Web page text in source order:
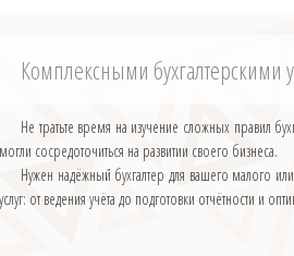
Комплексными бухгалтерскими
Не тратьте время на изучение сложных правил
могли сосредоточиться на развитии своего бизнеса.
Нужен надёжный бухгалтер для вашего малого
услуг: от ведения учёта до подготовки отчётности и